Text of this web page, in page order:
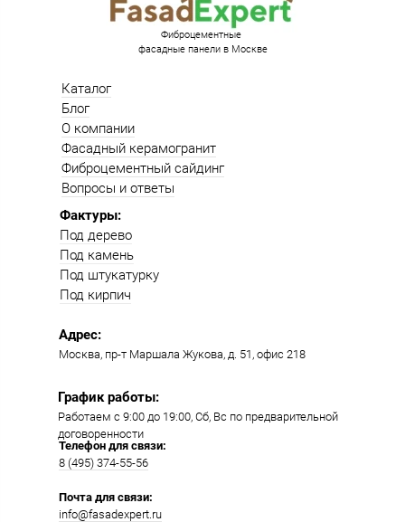
Фактуры:
Под дерево
Под камень
Под штукатурку
Под кирпич
Работаем с 9:00 до 19:00​, Сб, Вс по предварительной
договоренности
Москва, пр-т Маршала Жукова, д. 51, офис 218​​
Каталог
Блог
О компании
Фасадный керамогранит
Фиброцементный сайдинг
Вопросы и ответы
Адрес:
График работы:
Телефон для связи:
8 (495) 374-55-56​
Почта для связи:
info@fasadexpert.ru
Фиброцементные
фасадные панели в Москве